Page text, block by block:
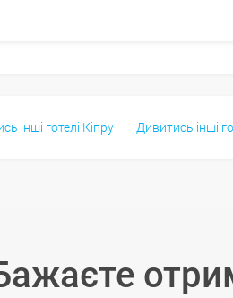
інші готелі Кіпру Дивитись інші